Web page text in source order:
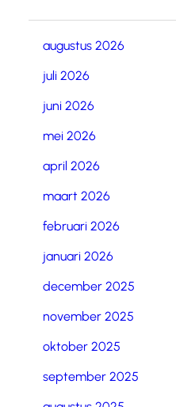
augustus 2026
juli 2026
juni 2026
mei 2026
april 2026
maart 2026
februari 2026
januari 2026
december 2025
november 2025
oktober 2025
september 2025